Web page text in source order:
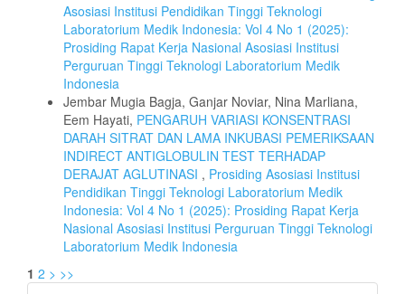
Asosiasi Institusi Pendidikan Tinggi Teknologi
Laboratorium Medik Indonesia: Vol 4 No 1 (2025):
Prosiding Rapat Kerja Nasional Asosiasi Institusi
Perguruan Tinggi Teknologi Laboratorium Medik
Indonesia
Jembar Mugia Bagja, Ganjar Noviar, Nina Marliana,
Eem Hayati, PENGARUH VARIASI KONSENTRASI
DARAH SITRAT DAN LAMA INKUBASI PEMERIKSAAN
INDIRECT ANTIGLOBULIN TEST TERHADAP
DERAJAT AGLUTINASI , Prosiding Asosiasi Institusi
Pendidikan Tinggi Teknologi Laboratorium Medik
Indonesia: Vol 4 No 1 (2025): Prosiding Rapat Kerja
Nasional Asosiasi Institusi Perguruan Tinggi Teknologi
Laboratorium Medik Indonesia
1 2 > >>